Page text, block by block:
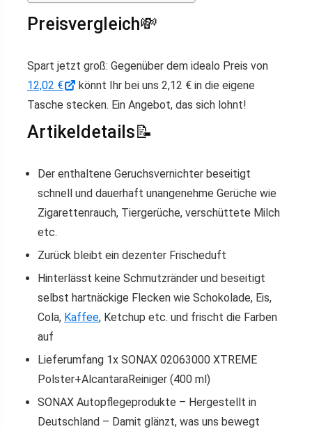
Preisvergleich💸
Spart jetzt groß: Gegenüber dem idealo Preis von
12,02 €
könnt Ihr bei uns 2,12 € in die eigene
Tasche stecken. Ein Angebot, das sich lohnt!
Artikeldetails📝
Der enthaltene Geruchsvernichter beseitigt
schnell und dauerhaft unangenehme Gerüche wie
Zigarettenrauch, Tiergerüche, verschüttete Milch
etc.
Zurück bleibt ein dezenter Frischeduft
Hinterlässt keine Schmutzränder und beseitigt
selbst hartnäckige Flecken wie Schokolade, Eis,
Cola, Kaffee, Ketchup etc. und frischt die Farben
auf
Lieferumfang 1x SONAX 02063000 XTREME
Polster+AlcantaraReiniger (400 ml)
SONAX Autopflegeprodukte – Hergestellt in
Deutschland – Damit glänzt, was uns bewegt